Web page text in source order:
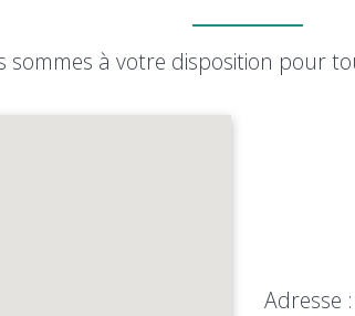
sommes à votre disposition pour
Adresse :